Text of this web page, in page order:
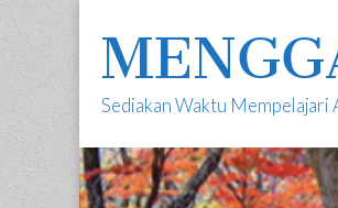
Sediakan Waktu Mempelajari